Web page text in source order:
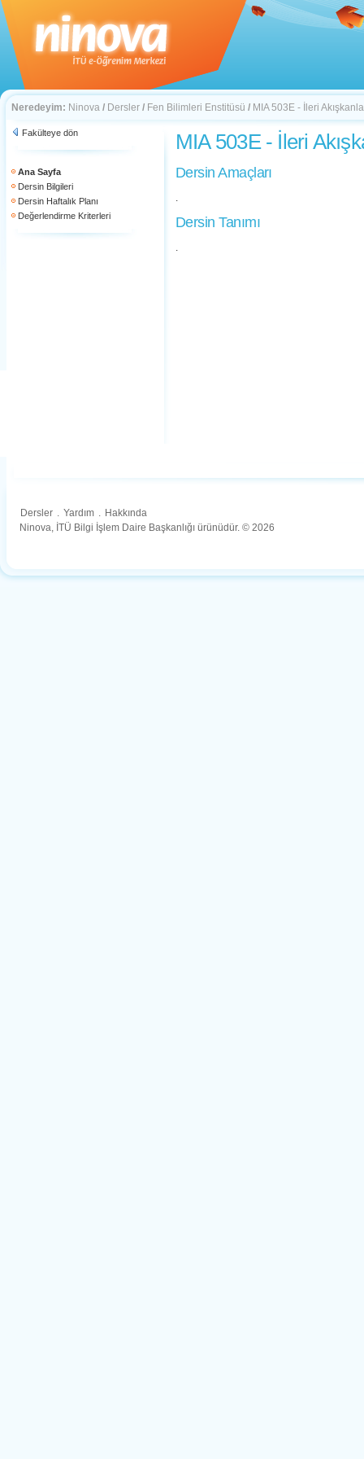
Neredeyim: Ninova / Dersler / Fen Bilimleri Enstitüsü / MIA 503E - İleri
Fakülteye dön
Ana Sayfa
Dersin Bilgileri
Dersin Haftalık Planı
Değerlendirme Kriterleri
MIA 503E - İleri
Dersin Amaçları
.
Dersin Tanımı
.
Dersler . Yardım . Hakkında
Ninova, İTÜ Bilgi İşlem Daire Başkanlığı ürünüdür. © 2026